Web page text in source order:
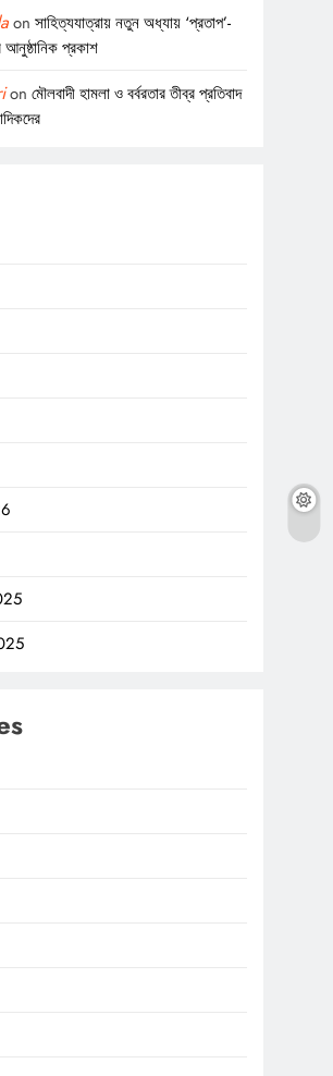
onসাহিত্যযাত্রায় নতুন অধ্যায় ‘প্রতাপ’-
প্রকাশ
onমৌলবাদী হামলা ও বর্বরতার তীব্র প্রতিবাদ